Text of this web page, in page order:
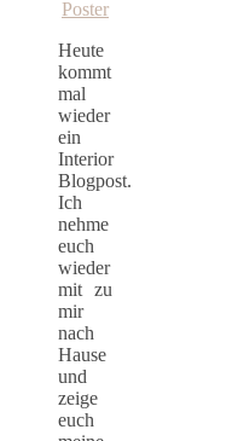
Poster
Heute
kommt
mal
wieder
ein
Interior
Blogpost.
Ich
nehme
euch
wieder
mit zu
mir
nach
Hause
und
zeige
euch